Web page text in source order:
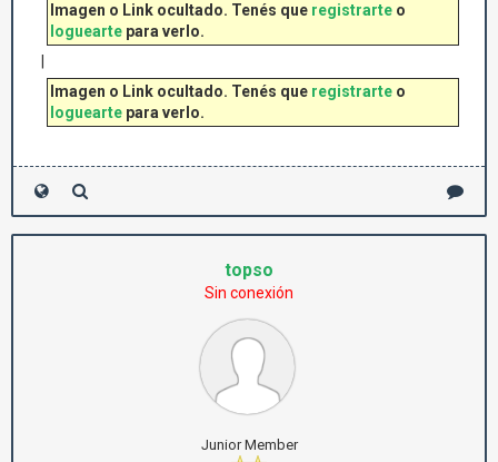
Imagen o Link ocultado. Tenés que registrarte o
loguearte para verlo.
Imagen o Link ocultado. Tenés que registrarte o
loguearte para verlo.
topso
Sin conexión
Junior Member